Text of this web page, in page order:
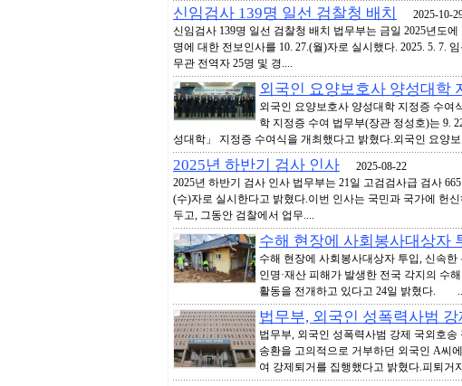
신임검사 139명 일선 검찰청 배치
2025-10-
신임검사 139명 일선 검찰청 배치 법무부는 금일 2025년도
명에 대한 전보인사를 10. 27.(월)자로 실시했다. 2025. 5. 7.
무관 전역자 25명 및 경....
외국인 요양보호사 양성대학
외국인 요양보호사 양성대학 지정증 수여
학 지정증 수여 법무부(장관 정성호)는 9.
성대학」 지정증 수여식을 개최했다고 밝혔다.외국인 요양
2025년 하반기 검사 인사 2025-08-22
2025년 하반기 검사 인사 법무부는 21일 고검검사급 검사
(수)자로 실시한다고 밝혔다.이번 인사는 국민과 국가에 헌
두고, 그동안 검찰에서 업무....
수해 현장에 사회봉사대상자
수해 현장에 사회봉사대상자 투입, 신속
인명·재산 피해가 발생한 전국 각지의 수
활동을 전개하고 있다고 24일 밝혔다.
법무부, 외국인 성폭력사범
법무부, 외국인 성폭력사범 강제 국외호
송환을 고의적으로 거부하던 외국인 A씨
여 강제퇴거를 집행했다고 밝혔다.피퇴거